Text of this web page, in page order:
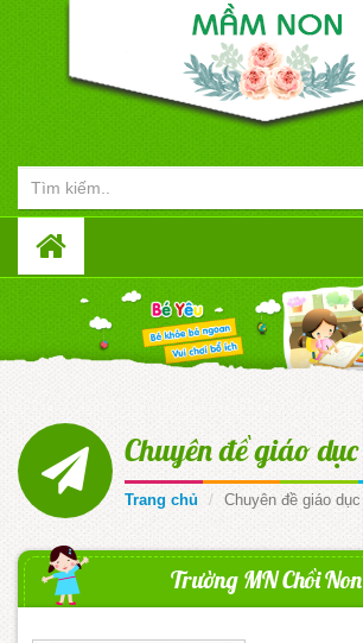
Chuyên đề giáo dục
Trang chủ Chuyên đề giáo dục
Trường MN Chồi Non